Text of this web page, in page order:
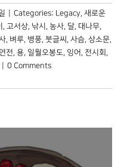
Categories: Legacy, 새로운
, 고서상, 낚시 , 농사, 달, 대나무,
, 벼루, 병풍, 붓글씨 , 사슴, 상소문,
전, 용, 일월오봉도, 잉어 , 전시회 ,
0 Comments